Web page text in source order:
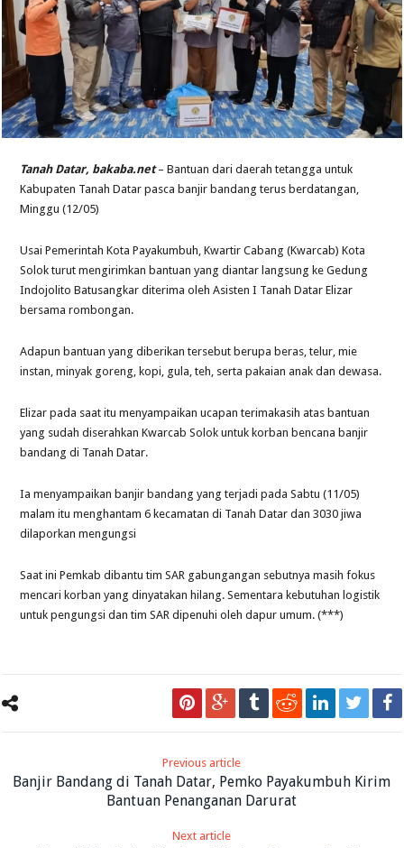
Tanah Datar, bakaba.net– Bantuan dari daerah tetangga untuk
Kabupaten Tanah Datar pasca banjir bandang terus berdatangan,
Minggu (12/05)
Usai Pemerintah Kota Payakumbuh, Kwartir Cabang (Kwarcab) Kota
Solok turut mengirimkan bantuan yang diantar langsung ke Gedung
Indojolito Batusangkar diterima oleh Asisten I Tanah Datar Elizar
bersama rombongan.
Adapun bantuan yang diberikan tersebut berupa beras, telur, mie
instan, minyak goreng, kopi, gula, teh, serta pakaian anak dan dewasa.
Elizar pada saat itu menyampaikan ucapan terimakasih atas bantuan
yang sudah diserahkan Kwarcab Solok untuk korban bencana banjir
bandang di Tanah Datar.
Ia menyampaikan banjir bandang yang terjadi pada Sabtu (11/05)
malam itu menghantam 6 kecamatan di Tanah Datar dan 3030 jiwa
dilaporkan mengungsi
Saat ini Pemkab dibantu tim SAR gabungangan sebutnya masih fokus
mencari korban yang dinyatakan hilang. Sementara kebutuhan logistik
untuk pengungsi dan tim SAR dipenuhi oleh dapur umum. (***)
Previous article
Banjir Bandang di Tanah Datar, Pemko Payakumbuh Kirim
Bantuan Penanganan Darurat
Next article